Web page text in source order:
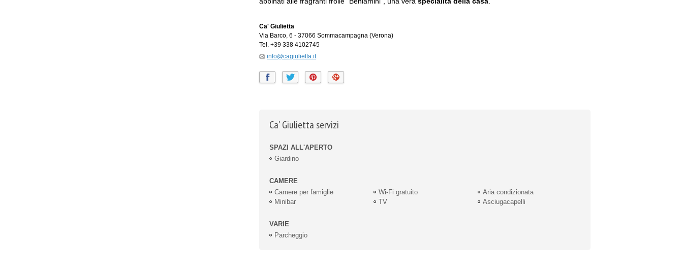
Ca' Giulietta
Via Barco, 6 - 37066 Sommacampagna (Verona)
Tel. +39 338 4102745
info@cagiulietta.it
Ca' Giulietta servizi
SPAZI ALL'APERTO
Giardino
CAMERE
Camere per famiglie
Wi-Fi gratuito
Aria condizionata
Minibar
TV Asciugacapelli
VARIE
Parcheggio